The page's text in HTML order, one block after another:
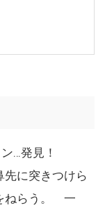
…発見！
に突きつけら
ねらう。 一